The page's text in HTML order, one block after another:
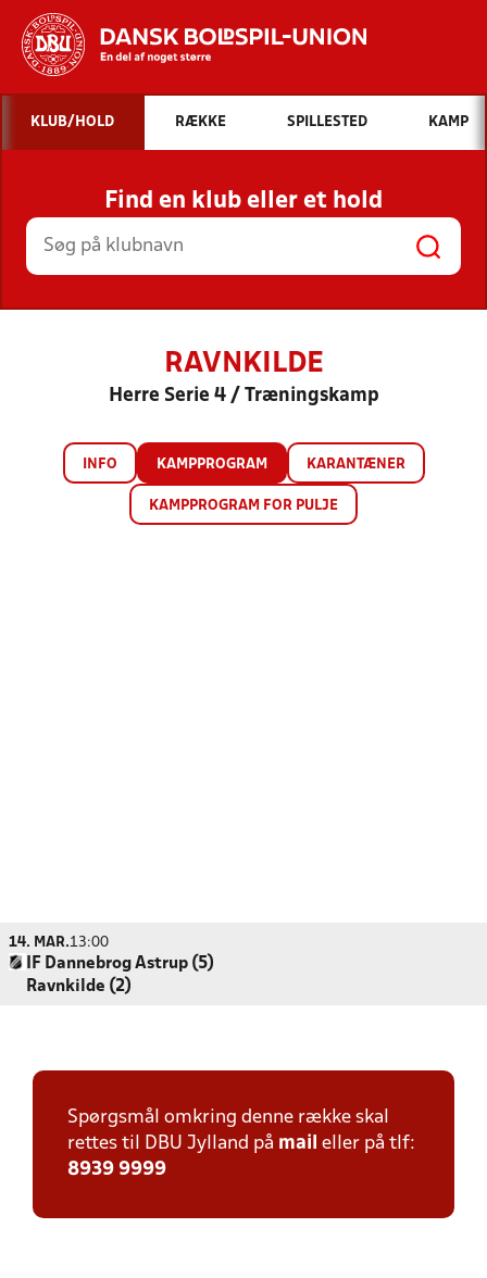
Hvad vil du søge efter?
INDHOLD OG NYHEDER
STILLINGER, RESULTATER, KLUBBER OG
HOLD
KLUB/HOLD RÆKKE SPILLESTED KAMP
Find en klub eller et hold
RAVNKILDE
Herre Serie 4 / Træningskamp
INFO KAMPPROGRAM KARANTÆNER
KAMPPROGRAM FOR PULJE
14. MAR.13:00
IF Dannebrog Astrup (5)
Ravnkilde (2)
Spørgsmål omkring denne række skal
rettes til DBU Jylland på mail eller på tlf:
8939 9999